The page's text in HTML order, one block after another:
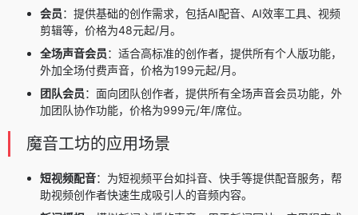
会员：提供基础的创作需求，包括AI配音、AI效率工具、视频
剪辑等，价格为48元起/月。
全场声音会员：适合高标准的创作者，提供所有个人版功能，
外加全场付费声音，价格为199元起/月。
团队会员：面向团队创作者，提供所有全场声音会员功能，外
加团队协作功能，价格为999元/年/席位。
魔音工坊的应用场景
短视频配音：为短视频平台如抖音、快手等提供配音服务，帮
助视频创作者快速生成吸引人的音频内容。